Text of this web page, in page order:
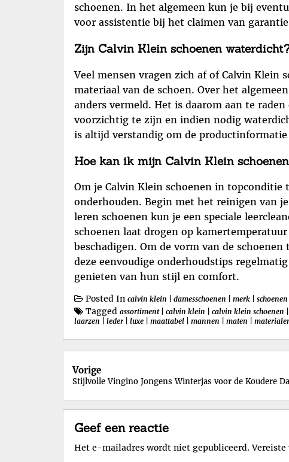
schoenen. In het algemeen kun je bij
voor assistentie bij het claimen van
Zijn Calvin Klein schoenen
Veel mensen vragen zich af of Calvin Klein
materiaal van de schoen. Over het
anders vermeld. Het is daarom aan te
voorzichtig te zijn en indien nodig
is altijd verstandig om de
Hoe kan ik mijn Calvin Klein
Om je Calvin Klein schoenen in
onderhouden. Begin met het reinigen van
leren schoenen kun je een speciale
schoenen laat drogen op
beschadigen. Om de vorm van de
deze eenvoudige onderhoudstips
genieten van hun stijl en comfort.
Posted In calvin klein damesschoenen merk schoenen
Tagged assortiment| calvin klein calvin klein schoenen
laarzen
leder luxe maattabel mannen maten
Berichtnavigatie
Vorige
Stijlvolle Vingino Jongens Winterjas voor de Koudere
Geef een reactie
Het e-mailadres wordt niet gepubliceerd.